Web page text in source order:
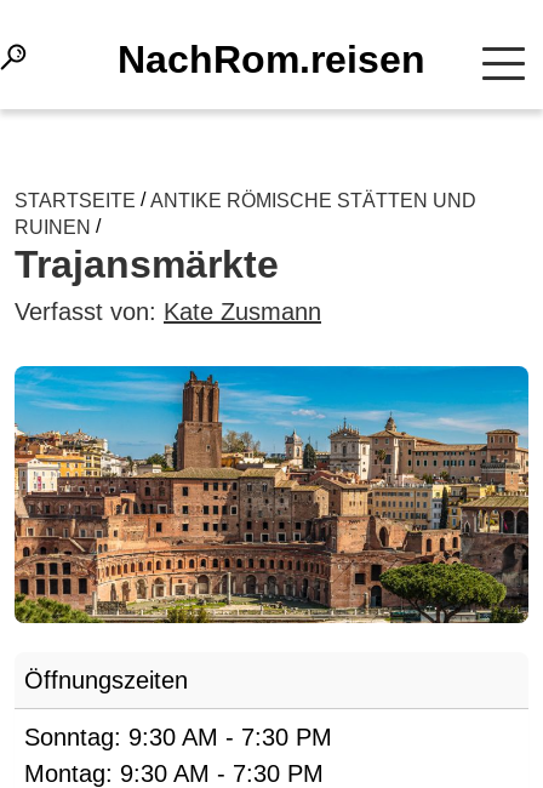
NachRom.reisen
STARTSEITE /ANTIKE RÖMISCHE STÄTTEN UND
RUINEN /
Trajansmärkte
Verfasst von: Kate Zusmann
Öffnungszeiten
Sonntag: 9:30 AM - 7:30 PM
Montag: 9:30 AM - 7:30 PM